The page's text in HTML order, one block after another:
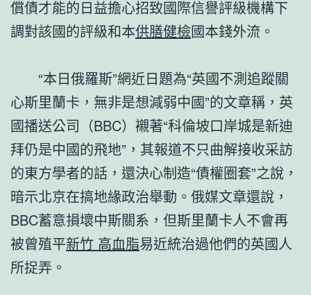
償債才能的日益擔心招致國際信譽評級機構下
調對該國的評級和本供膳健檢國本錢外流。
“本日俄羅斯”網近日題為“英國不測追蹤關
心斯里蘭卡，無非是想減弱中國”的文章稱，英
國播送公司（BBC）襯著“科倫坡口岸城是新迪
拜仍是中國的飛地”，其報道不只曲解接收采訪
的東方學者的話，還決心制造“債權圈套”之說，
暗示北京在搞地緣政治舉動。俄媒文章還說，
BBC蓄意損壞中斯關系，但斯里蘭卡人不會再
被曾殖平新竹 高血脂易近統治過他們的英國人
所捉弄。